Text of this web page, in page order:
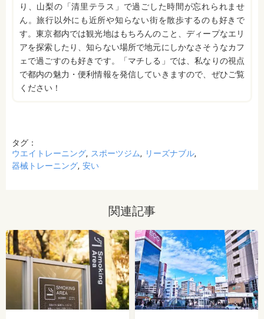
り、山梨の「清里テラス」で過ごした時間が忘れられませ
ん。旅行以外にも近所や知らない街を散歩するのも好きで
す。東京都内では観光地はもちろんのこと、ディープなエリ
アを探索したり、知らない場所で地元にしかなさそうなカフ
ェで過ごすのも好きです。「マチしる」では、私なりの視点
で都内の魅力・便利情報を発信していきますので、ぜひご覧
ください！
タグ：
ウエイトレーニング スポーツジム
リーズナブル
器械トレーニング 安い
関連記事